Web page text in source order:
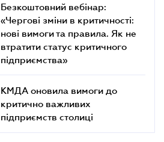
Безкоштовний вебінар:
«Чергові зміни в критичності:
нові вимоги та правила. Як не
втратити статус критичного
підприємства»
КМДА оновила вимоги до
критично важливих
підприємств столиці